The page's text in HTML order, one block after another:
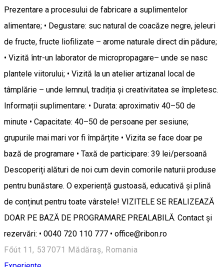
Prezentare a procesului de fabricare a suplimentelor
alimentare; • Degustare: suc natural de coacăze negre, jeleuri
de fructe, fructe liofilizate – arome naturale direct din pădure;
• Vizită într-un laborator de micropropagare– unde se nasc
plantele viitorului; • Vizită la un atelier artizanal local de
tâmplărie – unde lemnul, tradiția și creativitatea se împletesc.
Informații suplimentare: • Durata: aproximativ 40–50 de
minute • Capacitate: 40–50 de persoane per sesiune;
grupurile mai mari vor fi împărțite • Vizita se face doar pe
bază de programare • Taxă de participare: 39 lei/persoană
Descoperiți alături de noi cum devin comorile naturii produse
pentru bunăstare. O experiență gustoasă, educativă și plină
de conținut pentru toate vârstele! VIZITELE SE REALIZEAZĂ
DOAR PE BAZĂ DE PROGRAMARE PREALABILĂ. Contact și
rezervări: • 0040 720 110 777 • office@ribon.ro
Főút 11, 537071 Mădăraș, Romania